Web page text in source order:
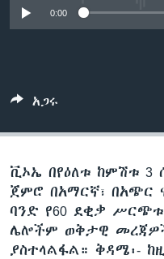
0:00
አጋሩ
ቪኦኤ በየዕለቱ ከምሽቱ 3
ጀምሮ በአማርኛ፣ በአጭር
ባንድ የ60 ደቂቃ
ሌሎችም ወቅታዊ
ያስተላልፋል። ቅዳሜ፡-